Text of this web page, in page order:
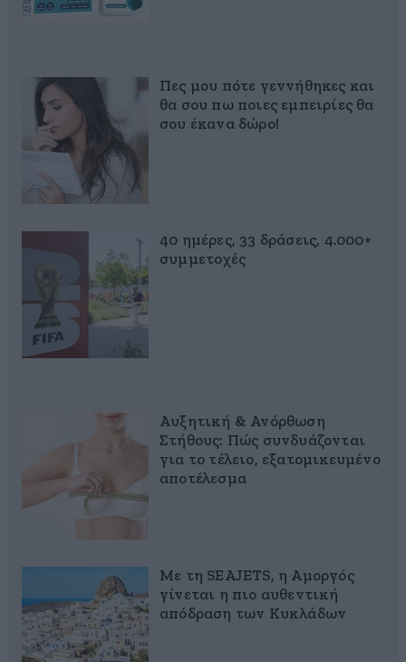
Πες μου πότε γεννήθηκες και
θα σου πω ποιες εμπειρίες θα
σου έκανα δώρο!
40 ημέρες, 33 δράσεις, 4.000+
συμμετοχές
Αυξητική & Ανόρθωση
Στήθους: Πώς συνδυάζονται
για το τέλειο, εξατομικευμένο
αποτέλεσμα
Με τη SEAJETS, η Αμοργός
γίνεται η πιο αυθεντική
απόδραση των Κυκλάδων